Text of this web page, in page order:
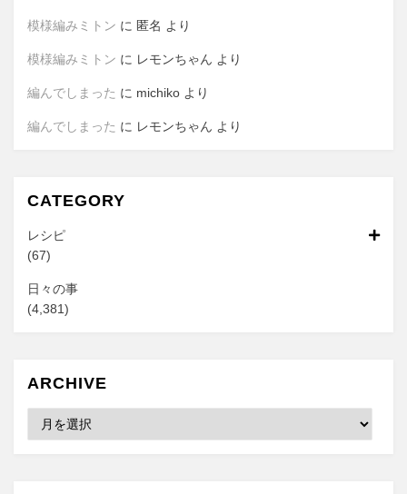
模様編みミトン に 匿名 より
模様編みミトン に レモンちゃん より
編んでしまった に michiko より
編んでしまった に レモンちゃん より
CATEGORY
レシピ
(67)
日々の事
(4,381)
ARCHIVE
Archive